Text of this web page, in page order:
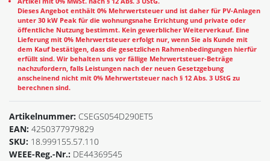
Dieses Angebot enthält 0% Mehrwertsteuer und ist daher für PV-Anlagen
unter 30 kW Peak für die wohnungsnahe Errichtung und private oder
öffentliche Nutzung bestimmt. Kein gewerblicher Weiterverkauf. Eine
Lieferung mit 0% Mehrwertsteuer erfolgt nur, wenn Sie als Kunde mit
dem Kauf bestätigen, dass die gesetzlichen Rahmenbedingungen hierfür
erfüllt sind. Wir behalten uns vor fällige Mehrwertsteuer-Beträge
nachzufordern, falls Leistungen nach der neuen Gesetzgebung
anscheinend nicht mit 0% Mehrwertsteuer nach § 12 Abs. 3 UStG zu
berechnen sind.
Artikelnummer: CSEGS054D290ET5
EAN: 4250377979829
SKU: 18.999155.57.110
WEEE-Reg.-Nr.: DE44369545